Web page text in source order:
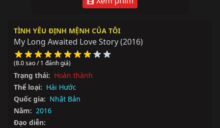
TÌNH YÊU ĐỊNH MỆNH CỦA TÔI
My Long Awaited Love Story(2016)
(8.0 sao / 1 đánh giá)
Trạng thái: Hoàn thành
Thể loại: Hài Hước
Quốc gia: Nhật Bản
Năm: 2016
Đạo diễn: